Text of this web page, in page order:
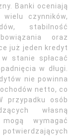
Banki oceniają
czynników,
stabilność
oraz
już jeden kredyt
stanie spłacać
w długi.
nie powinna
netto, co
przypadku osób
własną
wymagać